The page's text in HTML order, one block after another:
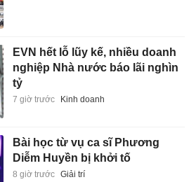
EVN hết lỗ lũy kế, nhiều doanh
nghiệp Nhà nước báo lãi nghìn
tỷ
7 giờ trước Kinh doanh
Bài học từ vụ ca sĩ Phương
Diễm Huyền bị khởi tố
8 giờ trước Giải trí